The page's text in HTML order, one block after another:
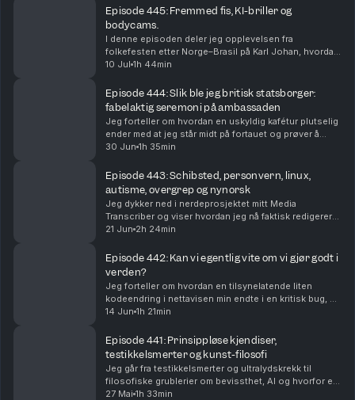
Episode 445: Fremmed fis, KI-briller og
bodycams.
I denne episoden deler jeg opplevelsen fra
folkefesten etter Norge–Brasil på Karl Johan, hvordan
jeg endte opp med Leica-kamera og blits midt i
ha...
10 Jul 1h 44min
Episode 444: Slik ble jeg britisk statsborger:
fabelaktig seremoni på ambassaden
Jeg forteller om hvordan en uskyldig kafétur plutselig
ender med at jeg står midt på fortauet og prøver å
redde en skadet måkeunge, og hva jeg lærer av
30 Jun 1h 35min
Episode 443: Schibsted, personvern, linux,
autisme, overgrep og nynorsk
Jeg dykker ned i nerdeprosjektet mitt Media
Transcriber og viser hvordan jeg nå faktisk redigerer
hele podkastepisoder rett i transkripsjonen. Hvordan
21 Jun 2h 24min
Episode 442: Kan vi egentlig vite om vi gjør godt i
verden?
Jeg forteller om hvordan en tilsynelatende liten
kodeendring i nettavisen min endte i en kritisk bug, og
hvordan jeg faktisk brukte KI til å finne feilen midt
14 Jun 1h 21min
Episode 441: Prinsippløse kjendiser,
testikkelsmerter og kunst-filosofi
Jeg går fra testikkelsmerter og ultralydskrekk til
filosofiske grublerier om bevissthet, AI og hvorfor et
ekte Munch-maleri føles “magisk” selv om kopien ser
27 Mai 1h 33min